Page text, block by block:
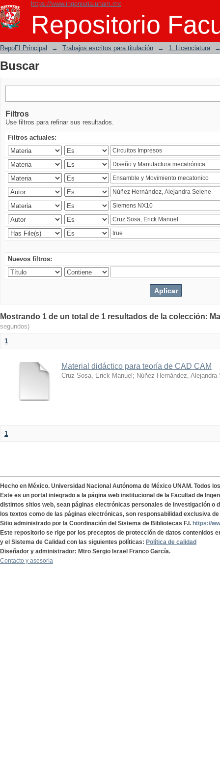
https://www.ingenieria.unam.mx
Repositorio
Buscar
RepoFI Principal → Trabajos escritos para titulación → 1. Licenciatura
Buscar
Filtros
Use filtros para refinar sus resultados.
Filtros actuales:
Nuevos filtros:
Mostrando 1 de un total de 1 resultados de la colección:
segundos)
1
Material didáctico para teoría de CAD CAM
Cruz Sosa, Erick Manuel ; Núñez Hernández, Alejandra
1
Hecho en México. Universidad Nacional Autónoma de México UNAM. Todos
Este es un portal integrado a la página web institucional de la Facultad de
distintos sitios web, sean páginas electrónicas personales de investigación o
los textos como de las páginas electrónicas, son responsabilidad exclusiva
Sitio administrado por la Coordinación del Sistema de Bibliotecas F.I. https://
Este repositorio se rige por los preceptos de protección de datos contenidos
y el Sistema de Calidad con las siguientes políticas: Política de calidad
Diseñador y administrador: Mtro Sergio Israel Franco García.
Contacto y asesoría